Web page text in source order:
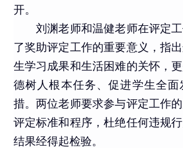
开。
刘渊老师和温健老师在评定工
了奖助评定工作的重要意义，指
生学习成果和生活困难的关怀，
德树人根本任务、促进学生全面
措。两位老师要求参与评定工作
评定标准和程序，杜绝任何违规
结果经得起检验。